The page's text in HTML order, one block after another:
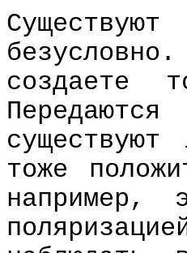
создаете
тоже
например,